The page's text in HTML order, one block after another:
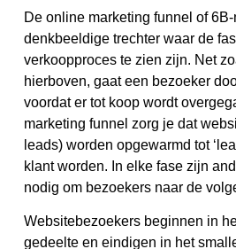
De online marketing funnel of
denkbeeldige trechter waar de
verkoopproces te zien zijn. Net
hierboven, gaat een bezoeker
voordat er tot koop wordt
marketing funnel zorg je dat
leads) worden opgewarmd tot
klant worden. In elke fase zijn
nodig om bezoekers naar de
Websitebezoekers beginnen in
gedeelte en eindigen in het